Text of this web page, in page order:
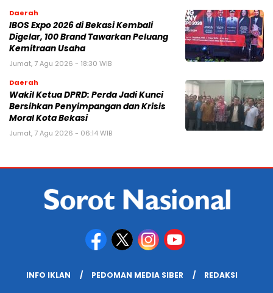
Daerah
IBOS Expo 2026 di Bekasi Kembali
Digelar, 100 Brand Tawarkan Peluang
Kemitraan Usaha
Jumat, 7 Agu 2026 - 18:30 WIB
Daerah
Wakil Ketua DPRD: Perda Jadi Kunci
Bersihkan Penyimpangan dan Krisis
Moral Kota Bekasi
Jumat, 7 Agu 2026 - 06:14 WIB
INFO IKLAN PEDOMAN MEDIA SIBER REDAKSI